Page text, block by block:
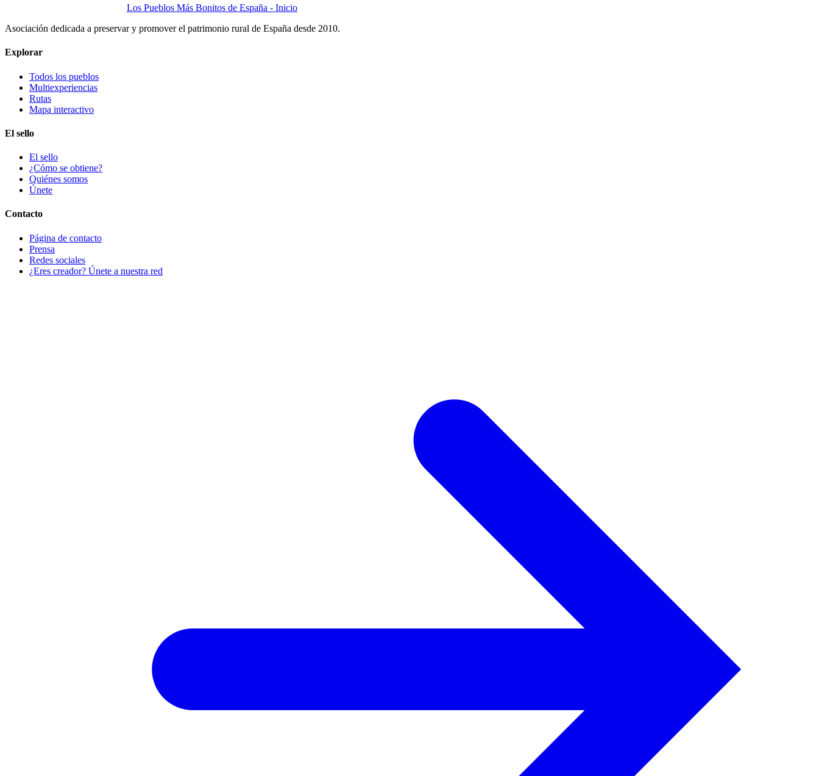
Los Pueblos Más Bonitos de España - Inicio
Asociación dedicada a preservar y promover el patrimonio rural de España desde 2010.
Explorar
Todos los pueblos
Multiexperiencias
Rutas
Mapa interactivo
El sello
El sello
¿Cómo se obtiene?
Quiénes somos
Únete
Contacto
Página de contacto
Prensa
Redes sociales
¿Eres creador? Únete a nuestra red